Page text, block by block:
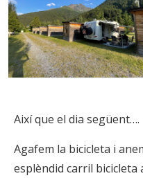
Així que el dia següent….
Agafem la bicicleta i
esplèndid carril bicicleta